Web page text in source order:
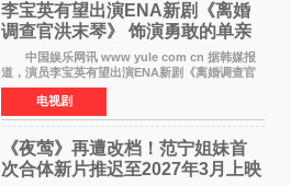
李宝英有望出演ENA新剧《离婚
调查官洪末琴》 饰演勇敢的单亲
妈妈家事调查官
中国娱乐网讯 www yule com cn 据韩媒报
道，演员李宝英有望出演ENA新剧《离婚调查官
洪末琴》女主角，引发观众期待。 李宝英在
剧中饰演家庭法院家事调查官洪末琴一角——即
使在极限状况
电视剧
《夜莺》再遭改档！范宁姐妹首
次合体新片推迟至2027年3月上映